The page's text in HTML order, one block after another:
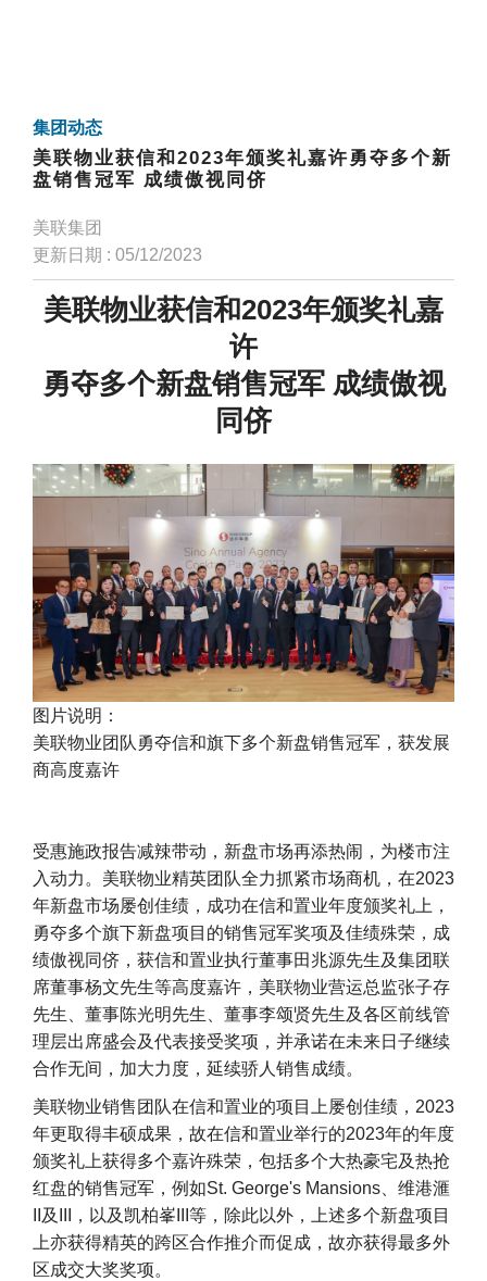
集团动态
美联物业获信和2023年颁奖礼嘉许勇夺多个新
盘销售冠军 成绩傲视同侪
美联集团
更新日期 : 05/12/2023
美联物业获信和2023年颁奖礼嘉
许
勇夺多个新盘销售冠军 成绩傲视
同侪
图片说明：
美联物业团队勇夺信和旗下多个新盘销售冠军，获发展
商高度嘉许
受惠施政报告减辣带动，新盘市场再添热闹，为楼市注
入动力。美联物业精英团队全力抓紧市场商机，在2023
年新盘市场屡创佳绩，成功在信和置业年度颁奖礼上，
勇夺多个旗下新盘项目的销售冠军奖项及佳绩殊荣，成
绩傲视同侪，获信和置业执行董事田兆源先生及集团联
席董事杨文先生等高度嘉许，美联物业营运总监张子存
先生、董事陈光明先生、董事李颂贤先生及各区前线管
理层出席盛会及代表接受奖项，并承诺在未来日子继续
合作无间，加大力度，延续骄人销售成绩。
美联物业销售团队在信和置业的项目上屡创佳绩，2023
年更取得丰硕成果，故在信和置业举行的2023年的年度
颁奖礼上获得多个嘉许殊荣，包括多个大热豪宅及热抢
红盘的销售冠军，例如St. George's Mansions、维港滙
II及III，以及凯柏峯III等，除此以外，上述多个新盘项目
上亦获得精英的跨区合作推介而促成，故亦获得最多外
区成交大奖奖项。